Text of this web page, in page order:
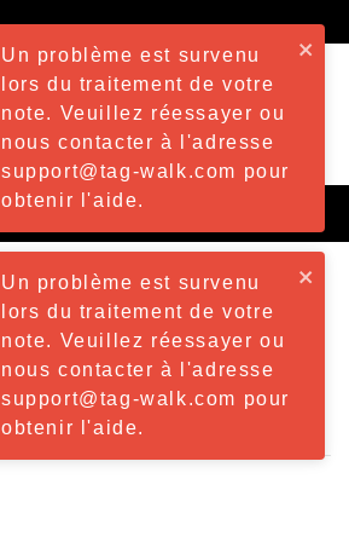
Un problème est survenu
lors du traitement de votre
note. Veuillez réessayer ou
nous contacter à l'adresse
support@tag-walk.com pour
obtenir l'aide.
Un problème est survenu
lors du traitement de votre
note. Veuillez réessayer ou
nous contacter à l'adresse
support@tag-walk.com pour
obtenir l'aide.